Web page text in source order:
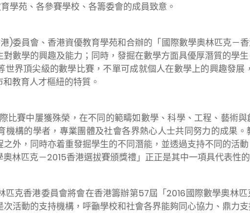
學苑、各參賽學校、各籌委會的成員致意。
員會、香港資優教育學苑和合辦的「國際數學奧林匹克－香
數學的興趣及能力；同時，發掘在數學方面具優厚潛質的學
世界頂尖級的數學比賽，不單可成就個人在數學上的興趣發
教育人才樞紐的特質。
賽中屢獲殊榮，在不同的範疇如數學、科學、工程、藝術與
機構的學者，專業團體及社會各界熱心人士共同努力的成果
外，同時亦着重發掘學生的不同潛能，並透過支持不同的活
林匹克－2015香港選拔賽頒獎禮」正正是其中一項具代表性
克香港委員會將會在香港籌辦第57屆「2016國際數學奧林匹
活動的支持機構，呼籲學校和社會各界能夠同心協力、鼎力